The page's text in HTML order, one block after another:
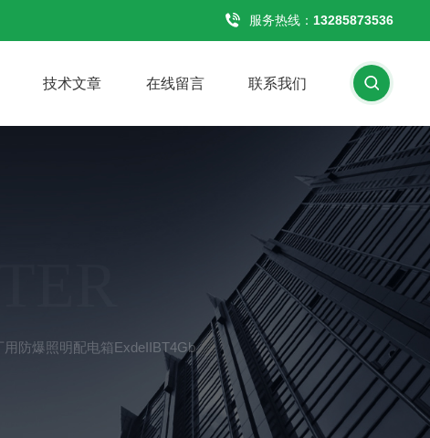
服务热线： 13285873536
技术文章 在线留言 联系我们
用防爆照明配电箱ExdeIIBT4Gb